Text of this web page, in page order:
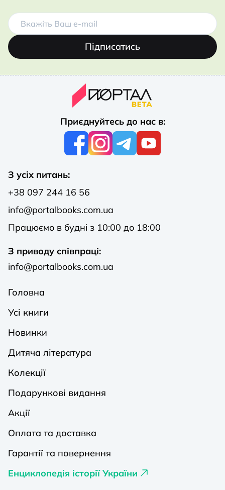
Підписатись
Приєднуйтесь до нас в:
З усіх питань:
+38 097 244 16 56
info@portalbooks.com.ua
Працюємо в будні з 10:00 до 18:00
З приводу співпраці:
info@portalbooks.com.ua
Головна
Усі книги
Новинки
Дитяча література
Колекції
Подарункові видання
Акції
Оплата та доставка
Гарантії та повернення
Енциклопедія історії України